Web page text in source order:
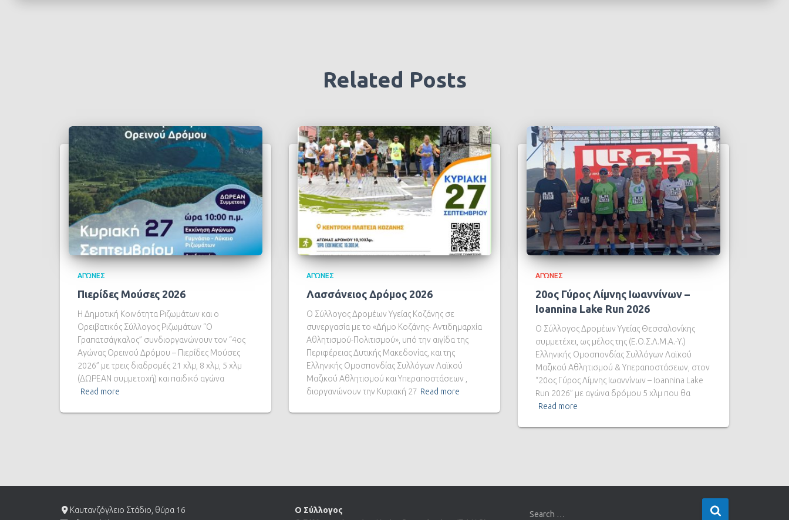
Related Posts
ΑΓΏΝΕΣ
Πιερίδες Μούσες 2026
Η Δημοτική Κοινότητα Ριζωμάτων και ο
Ορειβατικός Σύλλογος Ριζωμάτων “Ο
Γραπατσάγκαλος” συνδιοργανώνουν τον “4ος
Αγώνας Ορεινού Δρόμου – Πιερίδες Μούσες
2026” με τρεις διαδρομές 21 χλμ, 8 χλμ, 5 χλμ
(ΔΩΡΕΑΝ συμμετοχή) και παιδικό αγώνα
Read more
ΑΓΏΝΕΣ
Λασσάνειος Δρόμος 2026
Ο Σύλλογος Δρομέων Υγείας Κοζάνης σε
συνεργασία με το «Δήμο Κοζάνης- Αντιδημαρχία
Αθλητισμού-Πολιτισμού», υπό την αιγίδα της
Περιφέρειας Δυτικής Μακεδονίας, και της
Ελληνικής Ομοσπονδίας Συλλόγων Λαϊκού
Μαζικού Αθλητισμού και Υπεραποστάσεων ,
διοργανώνουν την Κυριακή 27 Read more
ΑΓΏΝΕΣ
20ος Γύρος Λίμνης Ιωαννίνων –
Ioannina Lake Run 2026
Ο Σύλλογος Δρομέων Υγείας Θεσσαλονίκης
συμμετέχει, ως μέλος της (Ε.Ο.Σ.Λ.Μ.Α.-Υ.)
Ελληνικής Ομοσπονδίας Συλλόγων Λαϊκού
Μαζικού Αθλητισμού & Υπεραποστάσεων, στον
“20ος Γύρος Λίμνης Ιωαννίνων – Ioannina Lake
Run 2026” με αγώνα δρόμου 5 χλμ που θα
Read more
Καυτανζόγλειο Στάδιο, θύρα 16
Ο Σύλλογος
Search …